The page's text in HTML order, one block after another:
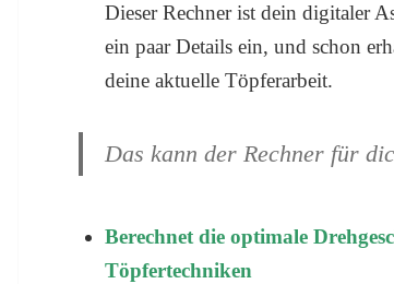
Dieser Rechner ist dein digitaler
ein paar Details ein, und schon
deine aktuelle Töpferarbeit.
Das kann der Rechner für
Berechnet die optimale
Töpfertechniken